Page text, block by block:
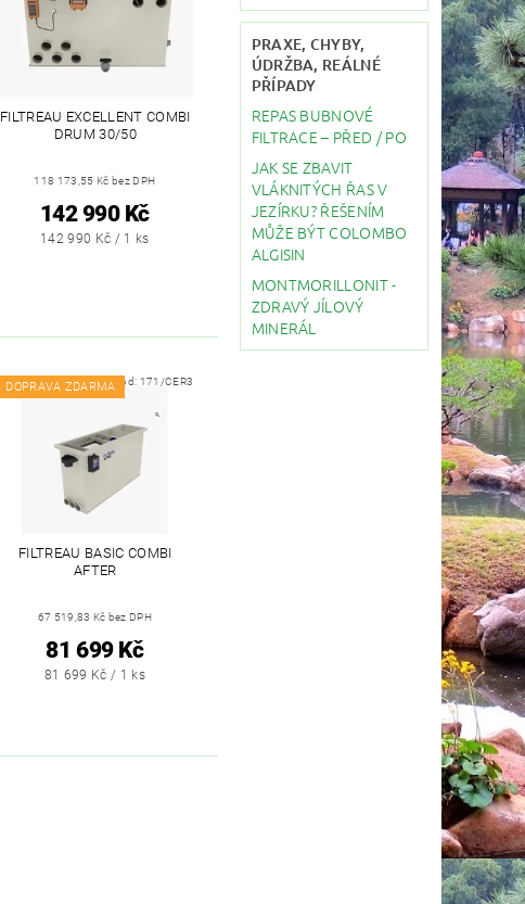
FILTREAU EXCELLENT COMBI
DRUM 30/50
118 173,55 Kč bez DPH
142 990 Kč
142 990 Kč / 1 ks
DOPRAVA ZDARMA Kód: 171/CER3
FILTREAU BASIC COMBI
AFTER
67 519,83 Kč bez DPH
81 699 Kč
81 699 Kč / 1 ks
PRAXE, CHYBY,
ÚDRŽBA, REÁLNÉ
PŘÍPADY
REPAS BUBNOVÉ
FILTRACE – PŘED / PO
JAK SE ZBAVIT
VLÁKNITÝCH ŘAS V
JEZÍRKU? ŘEŠENÍM
MŮŽE BÝT COLOMBO
ALGISIN
MONTMORILLONIT -
ZDRAVÝ JÍLOVÝ
MINERÁL